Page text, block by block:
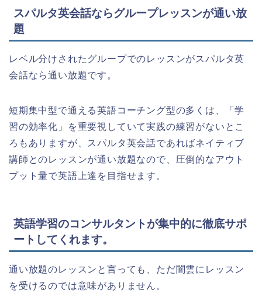
スパルタ英会話ならグループレッスンが通い放
題
レベル分けされたグループでのレッスンがスパルタ英
会話なら通い放題です。
短期集中型で通える英語コーチング型の多くは、「学
習の効率化」を重要視していて実践の練習がないとこ
ろもありますが、スパルタ英会話であればネイティブ
講師とのレッスンが通い放題なので、圧倒的なアウト
プット量で英語上達を目指せます。
英語学習のコンサルタントが集中的に徹底サポ
ートしてくれます。
通い放題のレッスンと言っても、ただ闇雲にレッスン
を受けるのでは意味がありません。